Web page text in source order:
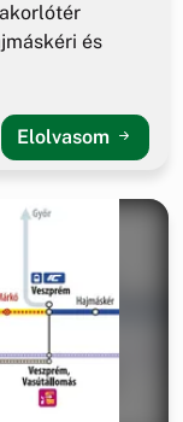
és
Elolvasom